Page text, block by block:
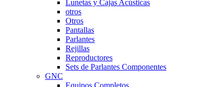
Lunetas y Cajas Acústicas
otros
Otros
Pantallas
Parlantes
Rejillas
Reproductores
Sets de Parlantes Componentes
GNC
Equipos Completos